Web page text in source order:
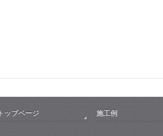
トップページ 施工例